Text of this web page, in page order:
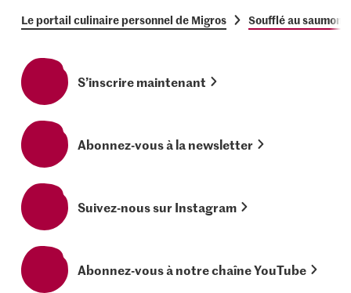
Le portail culinaire personnel de Migros Soufflé au saumon
S’inscrire maintenant
Abonnez-vous à la newsletter
Suivez-nous sur Instagram
Abonnez-vous à notre chaîne YouTube